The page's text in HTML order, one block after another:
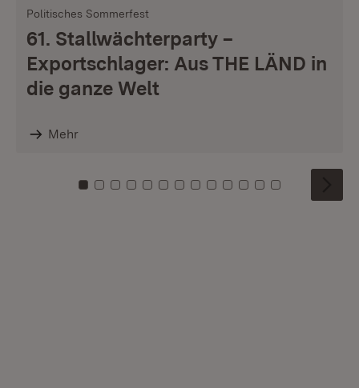
Politisches Sommerfest
61. Stallwächterparty –
Exportschlager: Aus THE LÄND in
die ganze Welt
Mehr
Zu Kachel: 0
Zu Kachel: 1
Zu Kachel: 2
Zu Kachel: 3
Zu Kachel: 4
Zu Kachel: 5
Zu Kachel: 6
Zu Kachel: 7
Zu Kachel: 8
Zu Kachel: 9
Zu Kachel: 10
Zu Kachel: 11
Zu Kachel: